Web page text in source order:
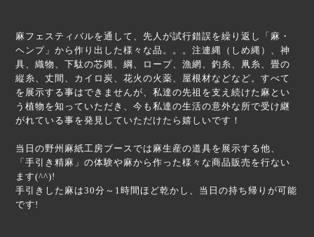
麻フェスティバルを通して、先人が試行錯誤を繰り返し「麻・
ヘンプ」から作り出した様々な品。。。 注連縄（しめ縄）、神
具、織物、下駄の芯縄、綱、ロープ、漁網、釣糸、凧糸、畳の
縦糸、丈間、カイロ炭、花火の火薬、屋根材などなど。すべて
を展示する事はできませんが、私達の先祖を支え続けた麻とい
う植物を知っていただき、今も私達の生活の意外な所で受け継
がれている事を発見していただけたら嬉しいです！
当日の野州麻紙工房ブースでは麻生産の道具を展示する他、
「手引き精麻」の体験や麻から作った様々な商品販売を行ない
ます(^^)!
手引きした麻は30分～1時間ほど乾かし、当日の持ち帰りが可能
です!